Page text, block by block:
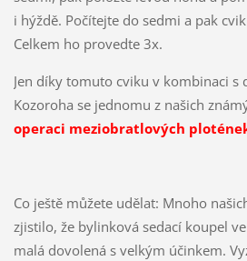
i hýždě. Počítejte do sedmi a pak
Celkem ho provedte 3x.
Jen díky tomuto cviku v kombinaci s
Kozoroha se jednomu z našich
operaci meziobratlových
Co ještě můžete udělat: Mnoho
zjistilo, že bylinková sedací koupel
malá dovolená s velkým účinkem.